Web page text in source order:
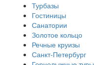
Турбазы
Гостиницы
Санатории
Золотое кольцо
Речные круизы
Санкт-Петербург